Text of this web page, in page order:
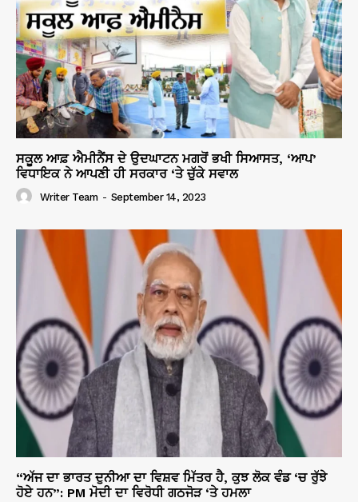
ਸਕੂਲ ਆਫ਼ ਐਮੀਨੈਂਸ ਦੇ ਉਦਘਾਟਨ ਮਗਰੋਂ ਭਖੀ ਸਿਆਸਤ, ‘ਆਪ’
ਵਿਧਾਇਕ ਨੇ ਆਪਣੀ ਹੀ ਸਰਕਾਰ ‘ਤੇ ਚੁੱਕੇ ਸਵਾਲ
Writer Team - September 14, 2023
“ਅੱਜ ਦਾ ਭਾਰਤ ਦੁਨੀਆ ਦਾ ਵਿਸ਼ਵ ਮਿੱਤਰ ਹੈ, ਕੁਝ ਲੋਕ ਵੰਡ ‘ਚ ਰੁੱਝੇ
ਹੋਏ ਹਨ”: PM ਮੋਦੀ ਦਾ ਵਿਰੋਧੀ ਗਠਜੋੜ ‘ਤੇ ਹਮਲਾ